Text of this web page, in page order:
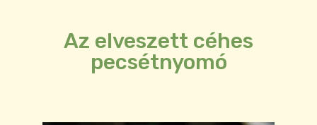
Az elveszett céhes
pecsétnyomó